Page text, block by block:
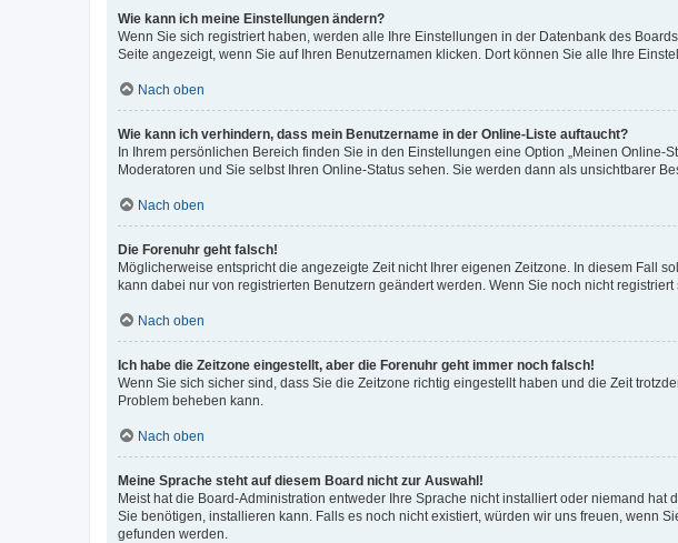
Wie kann ich meine Einstellungen ändern?
Wenn Sie sich registriert haben, werden alle Ihre Einstellungen in der Datenbank des
Seite angezeigt, wenn Sie auf Ihren Benutzernamen klicken. Dort können Sie alle Ihre
Nach oben
Wie kann ich verhindern, dass mein Benutzername in der Online-Liste auftaucht?
In Ihrem persönlichen Bereich finden Sie in den Einstellungen eine Option „Meinen Online-
Moderatoren und Sie selbst Ihren Online-Status sehen. Sie werden dann als unsichtbarer
Nach oben
Die Forenuhr geht falsch!
Möglicherweise entspricht die angezeigte Zeit nicht Ihrer eigenen Zeitzone. In diesem Fall
kann dabei nur von registrierten Benutzern geändert werden. Wenn Sie noch nicht registriert
Nach oben
Ich habe die Zeitzone eingestellt, aber die Forenuhr geht immer noch falsch!
Wenn Sie sich sicher sind, dass Sie die Zeitzone richtig eingestellt haben und die Zeit
Problem beheben kann.
Nach oben
Meine Sprache steht auf diesem Board nicht zur Auswahl!
Meist hat die Board-Administration entweder Ihre Sprache nicht installiert oder niemand
Sie benötigen, installieren kann. Falls es noch nicht existiert, würden wir uns freuen, wenn
gefunden werden.